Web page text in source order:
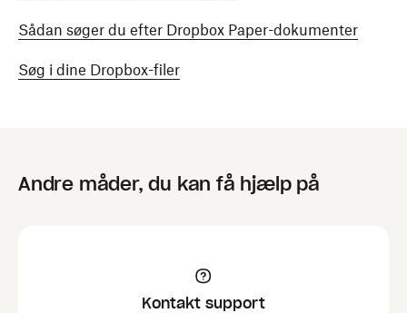
Sådan søger du efter Dropbox Paper-dokumenter
Søg i dine Dropbox-filer
Andre måder, du kan få hjælp på
Kontakt support